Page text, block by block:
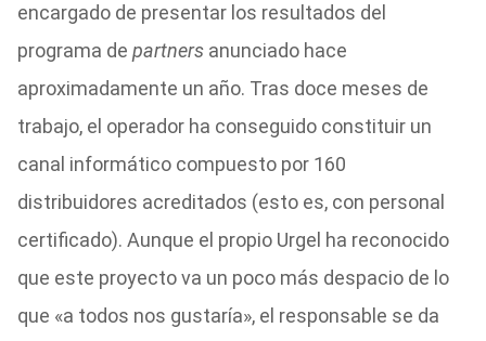
encargado de presentar los resultados del
programa de partnersanunciado hace
aproximadamente un año. Tras doce meses de
trabajo, el operador ha conseguido constituir un
canal informático compuesto por 160
distribuidores acreditados (esto es, con personal
certificado). Aunque el propio Urgel ha reconocido
que este proyecto va un poco más despacio de lo
que «a todos nos gustaría», el responsable se da